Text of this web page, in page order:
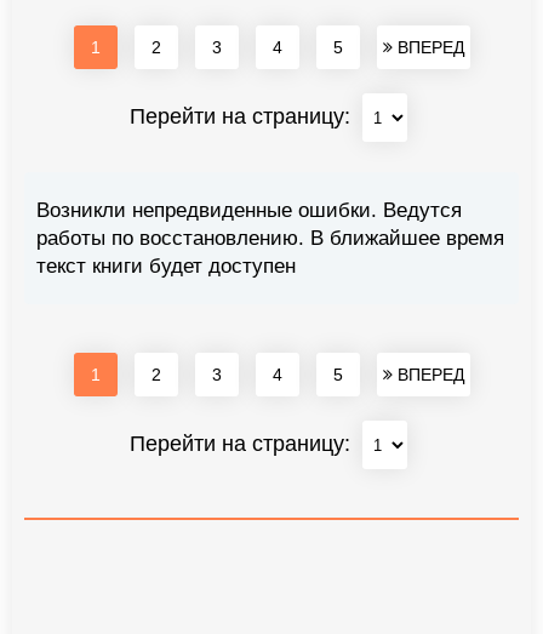
1 2 3 4 5 ВПЕРЕД
Перейти на страницу:
Возникли непредвиденные ошибки. Ведутся
работы по восстановлению. В ближайшее время
текст книги будет доступен
1 2 3 4 5 ВПЕРЕД
Перейти на страницу: